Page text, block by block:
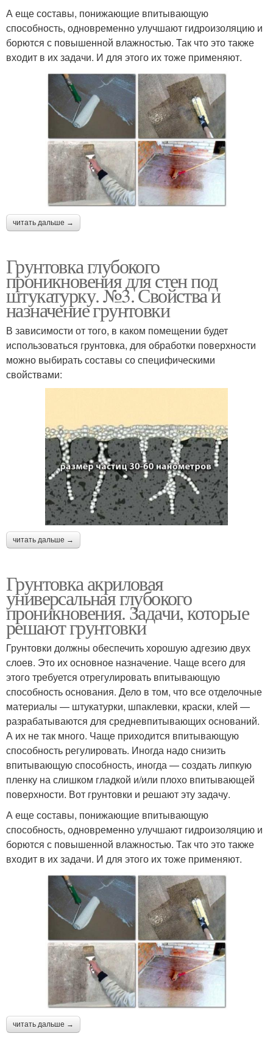
А еще составы, понижающие впитывающую
способность, одновременно улучшают гидроизоляцию и
борются с повышенной влажностью. Так что это также
входит в их задачи. И для этого их тоже применяют.
читать дальше →
Грунтовка глубокого
проникновения для стен под
штукатурку. №3. Свойства и
назначение грунтовки
В зависимости от того, в каком помещении будет
использоваться грунтовка, для обработки поверхности
можно выбирать составы со специфическими
свойствами:
читать дальше →
Грунтовка акриловая
универсальная глубокого
проникновения. Задачи, которые
решают грунтовки
Грунтовки должны обеспечить хорошую адгезию двух
слоев. Это их основное назначение. Чаще всего для
этого требуется отрегулировать впитывающую
способность основания. Дело в том, что все отделочные
материалы — штукатурки, шпаклевки, краски, клей —
разрабатываются для средневпитывающих оснований.
А их не так много. Чаще приходится впитывающую
способность регулировать. Иногда надо снизить
впитывающую способность, иногда — создать липкую
пленку на слишком гладкой и/или плохо впитывающей
поверхности. Вот грунтовки и решают эту задачу.
А еще составы, понижающие впитывающую
способность, одновременно улучшают гидроизоляцию и
борются с повышенной влажностью. Так что это также
входит в их задачи. И для этого их тоже применяют.
читать дальше →